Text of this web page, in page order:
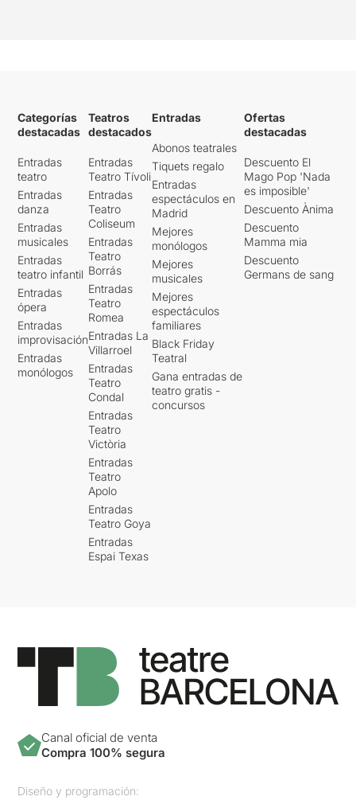
Categorías
destacadas
Entradas
teatro
Entradas
danza
Entradas
musicales
Entradas
teatro infantil
Entradas
ópera
Entradas
improvisación
Entradas
monólogos
Teatros
destacados
Entradas
Teatro Tívoli
Entradas
Teatro
Coliseum
Entradas
Teatro
Borrás
Entradas
Teatro
Romea
Entradas La
Villarroel
Entradas
Teatro
Condal
Entradas
Teatro
Victòria
Entradas
Teatro
Apolo
Entradas
Teatro Goya
Entradas
Espai Texas
Entradas
Abonos teatrales
Tiquets regalo
Entradas
espectáculos en
Madrid
Mejores
monólogos
Mejores
musicales
Mejores
espectáculos
familiares
Black Friday
Teatral
Gana entradas de
teatro gratis -
concursos
Ofertas
destacadas
Descuento El
Mago Pop 'Nada
es imposible'
Descuento Ànima
Descuento
Mamma mia
Descuento
Germans de sang
Canal oficial de venta
Compra 100% segura
Diseño y programación: